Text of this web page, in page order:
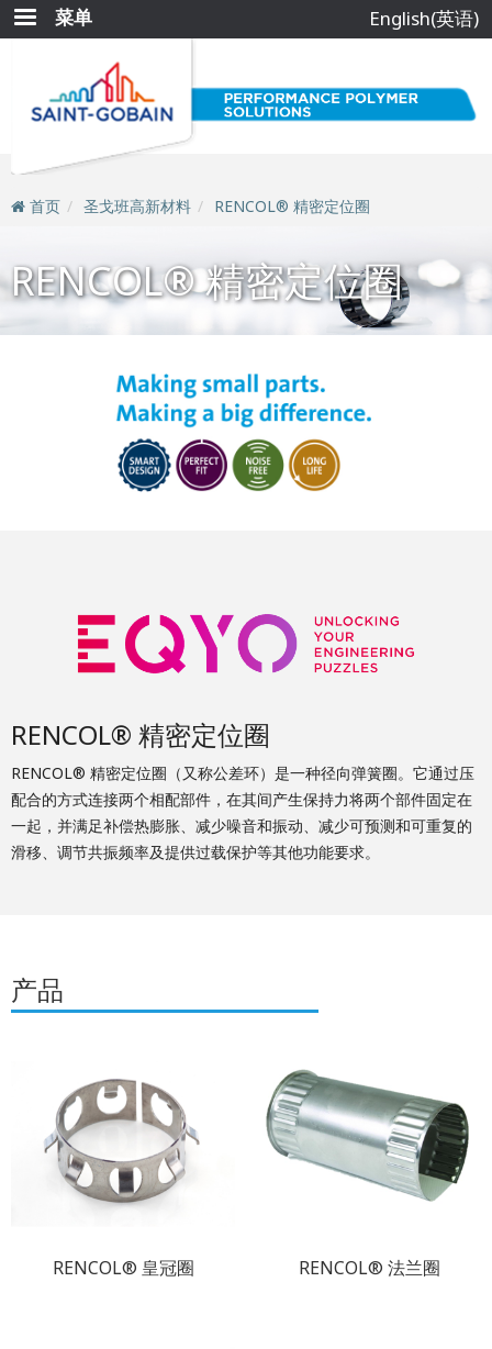
跳
转
菜单 English(英语)
首页 圣戈班高新材料 RENCOL® 精密定位圈
RENCOL® 精密定位圈
RENCOL® 精密定位圈
RENCOL® 精密定位圈（又称公差环）是一种径向弹簧圈。它通过压
配合的方式连接两个相配部件，在其间产生保持力将两个部件固定在
一起，并满足补偿热膨胀、减少噪音和振动、减少可预测和可重复的
滑移、调节共振频率及提供过载保护等其他功能要求。
产品
RENCOL® 皇冠圈 RENCOL® 法兰圈